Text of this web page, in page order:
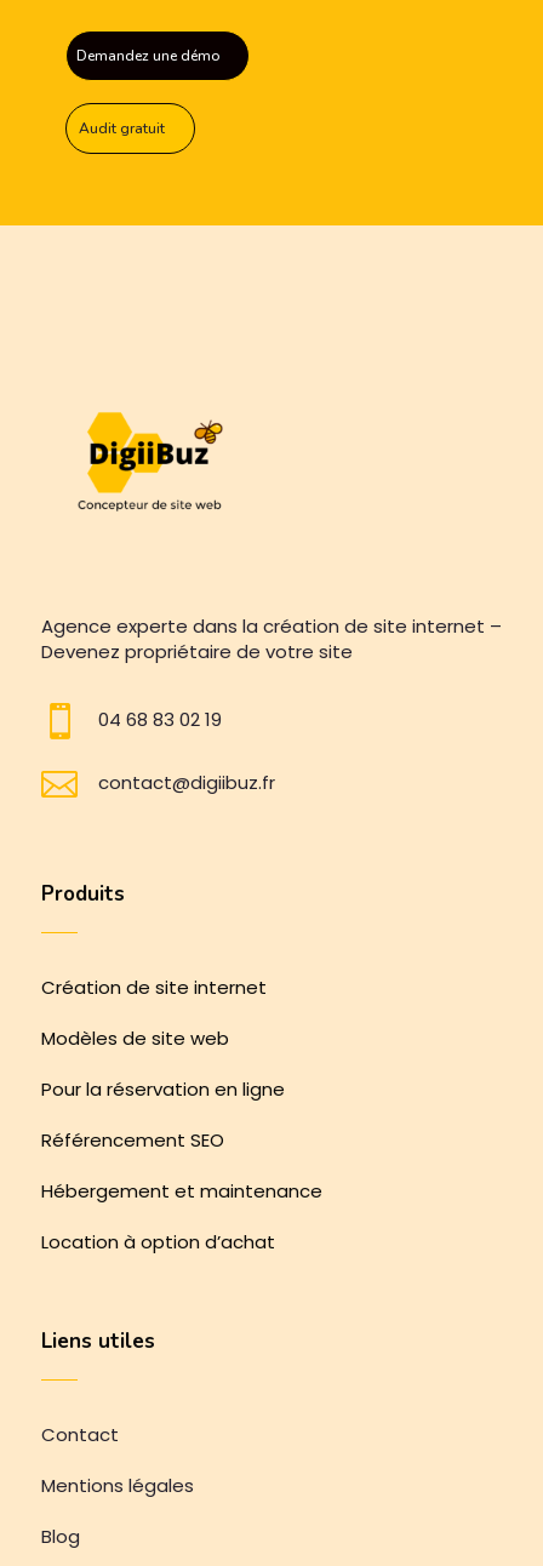
Demandez une démo
Audit gratuit
Agence experte dans la création de site internet –
Devenez propriétaire de votre site
 04 68 83 02 19
 contact@digiibuz.fr
Produits
Création de site internet
Modèles de site web
Pour la réservation en ligne
Référencement SEO
Hébergement et maintenance
Location à option d’achat
Liens utiles
Contact
Mentions légales
Blog